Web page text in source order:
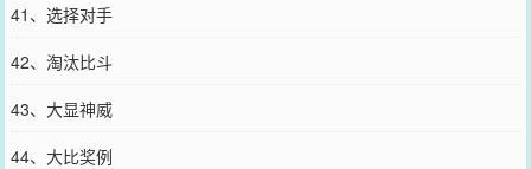
41、选择对手
42、淘汰比斗
43、大显神威
44、大比奖例